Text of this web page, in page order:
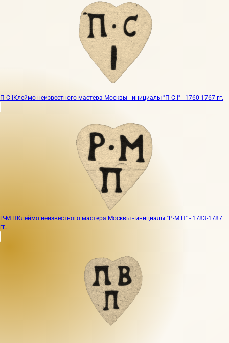
П-С IКлеймо неизвестного мастера Москвы - инициалы "П-С I" - 1760-1767 гг.
Р-М ПКлеймо неизвестного мастера Москвы - инициалы "Р-М П" - 1783-1787
гг.